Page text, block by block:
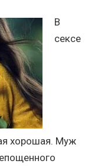
В
сексе
хорошая. Муж